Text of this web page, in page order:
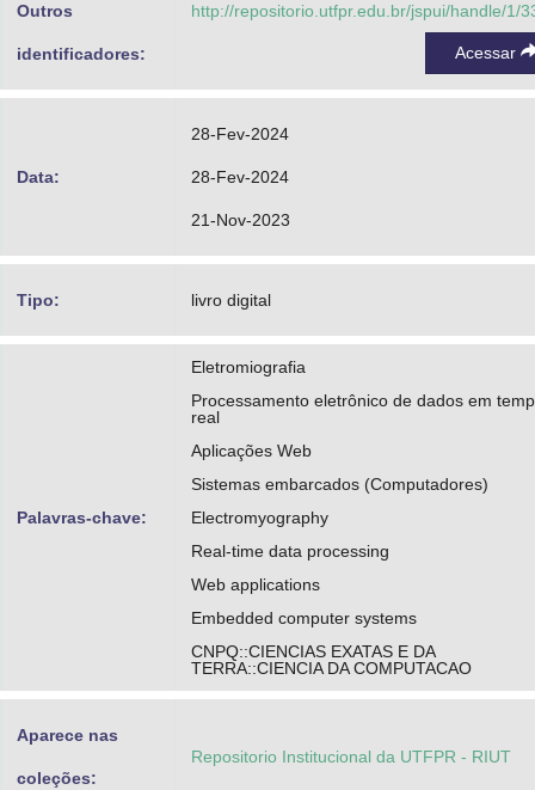
Outros
identificadores:
http://repositorio.utfpr.edu.br/jspui/handle/1/
Acessar
Data:
28-Fev-2024
28-Fev-2024
21-Nov-2023
Tipo: livro digital
Palavras-chave:
Eletromiografia
Processamento eletrônico de dados em
real
Aplicações Web
Sistemas embarcados (Computadores)
Electromyography
Real-time data processing
Web applications
Embedded computer systems
CNPQ::CIENCIAS EXATAS E DA
TERRA::CIENCIA DA COMPUTACAO
Aparece nas
coleções:
Repositorio Institucional da UTFPR - RIUT